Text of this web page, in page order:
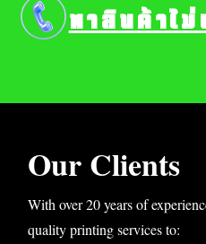
Our Clients
With over 20 years of
quality printing services to:
หาสินค้าไ